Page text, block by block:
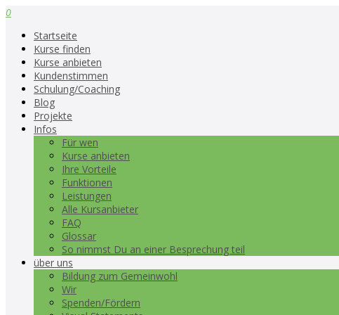
0
Startseite
Kurse finden
Kurse anbieten
Kundenstimmen
Schulung/Coaching
Blog
Projekte
Infos
Für wen
Kurse anbieten
Ihre Vorteile
Funktionen
Leistungen
Alle Kursanbieter
FAQ
Glossar
So nimmst Du an einer Besprechung teil
über uns
Bildung zum Gemeinwohl
Wir
Spenden/Fördern